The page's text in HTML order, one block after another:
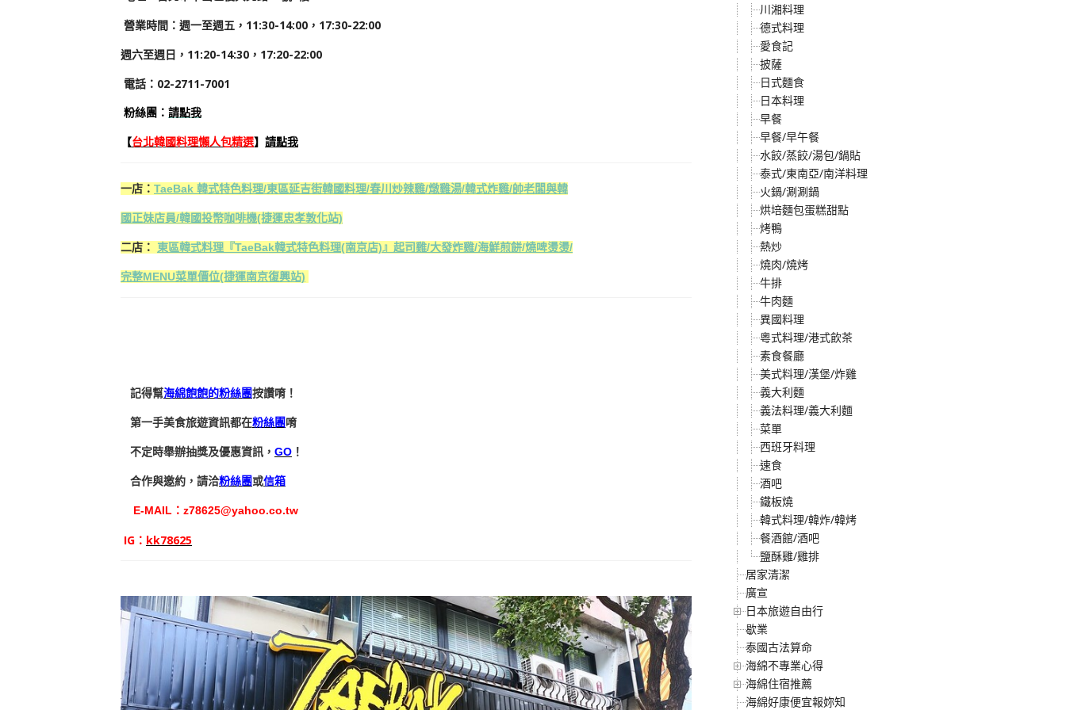
營業時間：週一至週五，11:30-14:00，17:30-22:00
週六至週日，11:20-14:30，17:20-22:00
電話：02-2711-7001
粉絲團： 請點我
【台北韓國料理懶人包精選】 請點我
一店： TaeBak 韓式特色料理/東區延吉街韓國料理/春川炒辣雞/燉雞湯/韓式炸雞/帥老闆與韓
國正妹店員/韓國投幣咖啡機(捷運忠孝敦化站)
二店： 東區韓式料理『TaeBak韓式特色料理(南京店)』起司雞/大發炸雞/海鮮煎餅/燒啤燙燙/
完整MENU菜單價位(捷運南京復興站)
記得幫海綿飽飽的粉絲團按讚唷！
第一手美食旅遊資訊都在粉絲團唷
不定時舉辦抽獎及優惠資訊， GO ！
合作與邀約，請洽粉絲團或信箱
E-MAIL： z78625@yahoo.co.tw
IG： kk78625
川湘料理
德式料理
愛食記
披薩
日式麵食
日本料理
早餐
早餐/早午餐
水餃/蒸餃/湯包/鍋貼
泰式/東南亞/南洋料理
火鍋/涮涮鍋
烘培麵包蛋糕甜點
烤鴨
熱炒
燒肉/燒烤
牛排
牛肉麵
異國料理
粵式料理/港式飲茶
素食餐廳
美式料理/漢堡/炸雞
義大利麵
義法料理/義大利麵
菜單
西班牙料理
速食
酒吧
鐵板燒
韓式料理/韓炸/韓烤
餐酒館/酒吧
鹽酥雞/雞排
居家清潔
廣宣
日本旅遊自由行
歇業
泰國古法算命
海綿不專業心得
海綿住宿推薦
海綿好康便宜報妳知